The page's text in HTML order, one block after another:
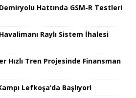
Hattında GSM-R Testleri
Raylı Sistem İhalesi
Hızlı Tren Projesinde Finansman
Lefkoşa’da Başlıyor!